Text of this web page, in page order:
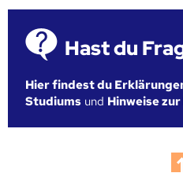
Hast du
Hier findest du
Studiums und Hinweise